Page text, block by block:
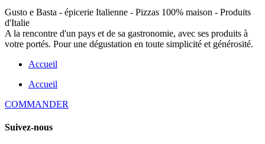
Gusto e Basta - épicerie Italienne - Pizzas 100% maison - Produits
d'Italie
A la rencontre d'un pays et de sa gastronomie, avec ses produits à
votre portés. Pour une dégustation en toute simplicité et générosité.
Accueil
Accueil
COMMANDER
Suivez-nous